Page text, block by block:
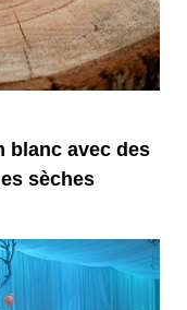
blanc avec des
sèches